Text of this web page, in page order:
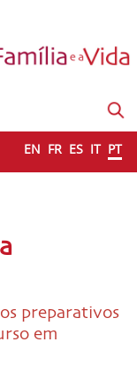
EN FR ES IT PT
preparativos
em